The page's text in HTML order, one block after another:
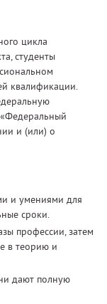
цикла
студенты
квалификации.
и (или) о
и умениями для
сроки.
профессии, затем
в теорию и
дают полную